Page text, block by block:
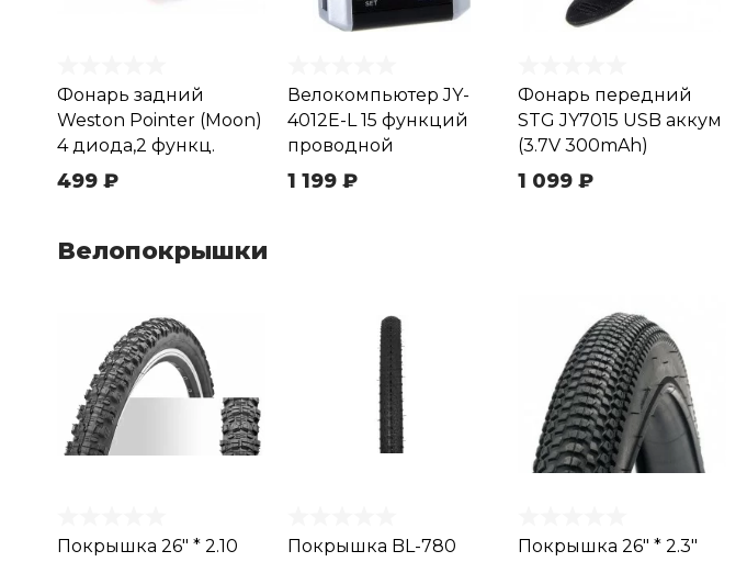
Фонарь задний
Weston Pointer (Moon)
4 диода,2 функц.
499 ₽
Велокомпьютер JY-
4012E-L 15 функций
проводной
1 199 ₽
Фонарь передний
STG JY7015 USB аккум
(3.7V 300mAh)
1 099 ₽
Велопокрышки
Покрышка 26" * 2.10
Покрышка BL-780
Покрышка 26" * 2.3"